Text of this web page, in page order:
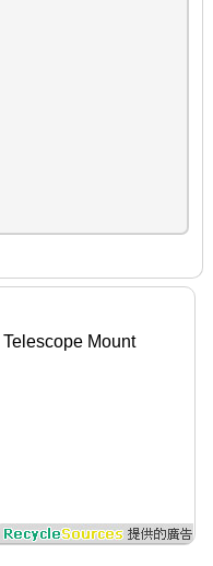
Telescope Mount